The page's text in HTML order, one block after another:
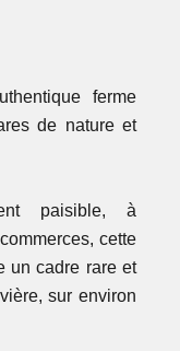
ferme
de nature et
paisible, à
cette
un cadre rare et
sur environ